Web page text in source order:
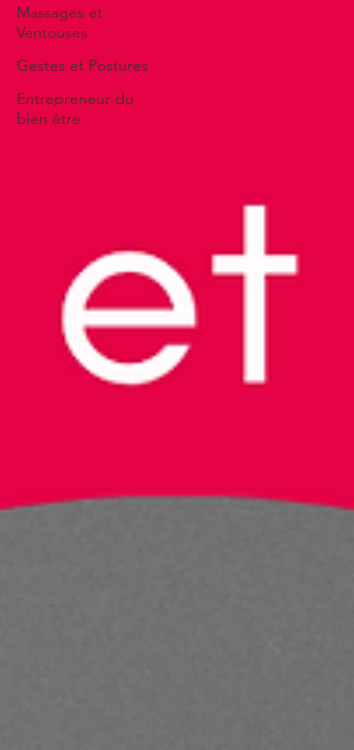
Massages et
Ventouses
Gestes et Postures
Entrepreneur du
bien être